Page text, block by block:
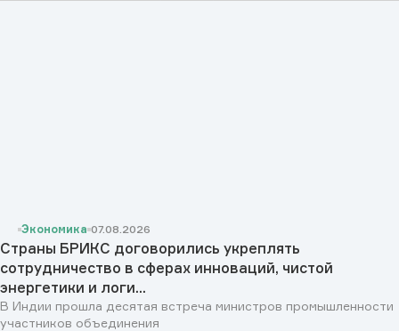
Экономика 07.08.2026
Страны БРИКС договорились укреплять
сотрудничество в сферах инноваций, чистой
энергетики и логи...
В Индии прошла десятая встреча министров промышленности
участников объединения